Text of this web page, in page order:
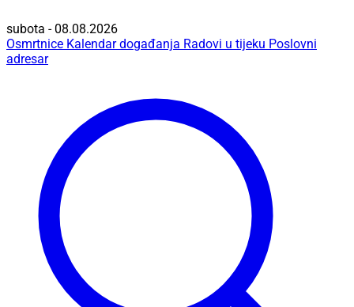
subota - 08.08.2026
Osmrtnice Kalendar događanja Radovi u tijeku Poslovni
adresar